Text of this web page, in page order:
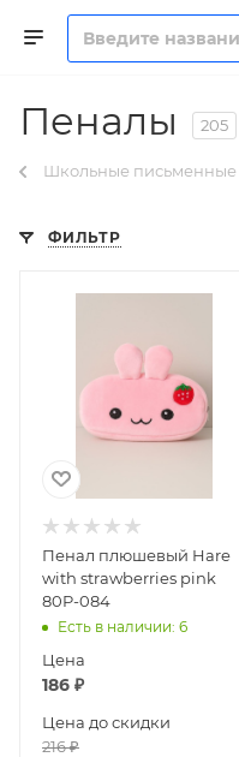
Пеналы 205
Школьные
ФИЛЬТР
Пенал плюшевый Hare
with strawberries pink
80P-084
Есть в наличии: 6
Цена
186 ₽
Цена до скидки
216₽